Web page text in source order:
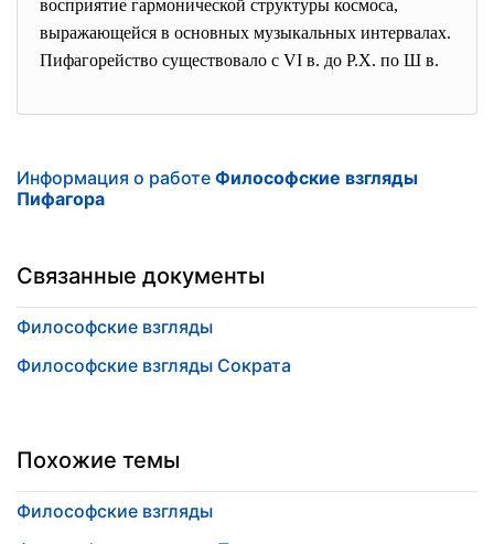
восприятие гармонической структуры космоса,
выражающейся в основных музыкальных интервалах.
Пифагорейство существовало с VI в. до Р.Х. по Ш в.
Информация о работе Философские взгляды
Пифагора
Связанные документы
Философские взгляды
Философские взгляды Сократа
Похожие темы
Философские взгляды